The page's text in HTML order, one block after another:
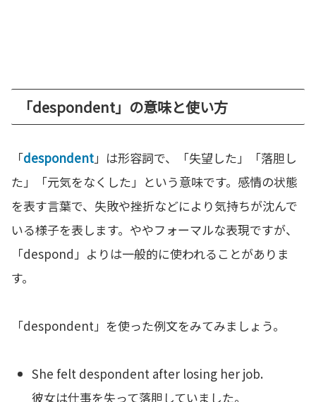
「despondent」の意味と使い方
「despondent」は形容詞で、「失望した」「落胆し
た」「元気をなくした」という意味です。感情の状態
を表す言葉で、失敗や挫折などにより気持ちが沈んで
いる様子を表します。ややフォーマルな表現ですが、
「despond」よりは一般的に使われることがありま
す。
「despondent」を使った例文をみてみましょう。
She felt despondent after losing her job.
彼女は仕事を失って落胆していました。